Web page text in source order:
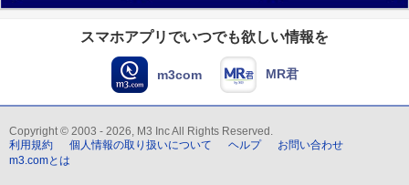
スマホアプリでいつでも欲しい情報を
m3com MR君
Copyright © 2003 - 2026, M3 Inc All Rights Reserved.
利用規約
個人情報の取り扱いについて ヘルプ
お問い合わせ
m3.comとは